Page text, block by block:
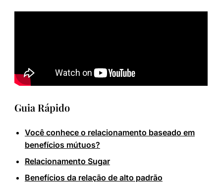
Guia Rápido
Você conhece o relacionamento baseado em
benefícios mútuos?
Relacionamento Sugar
Benefícios da relação de alto padrão